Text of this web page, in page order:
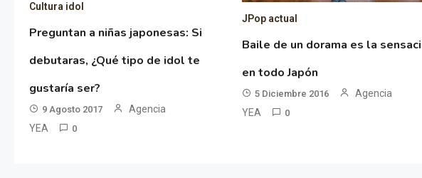
Cultura idol
Preguntan a niñas japonesas: Si
debutaras, ¿Qué tipo de idol te
gustaría ser?
9 Agosto 2017
Agencia
YEA
0
JPop actual
Baile de un dorama es la
en todo Japón
5 Diciembre 2016
Agencia
YEA
0